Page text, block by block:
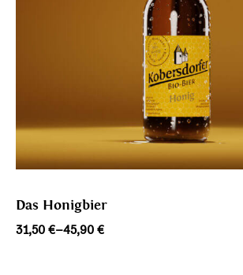
Das Honigbier
31,50 €–45,90 €
Preisspanne: